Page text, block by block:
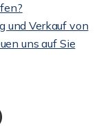
und Verkauf von
uns auf Sie